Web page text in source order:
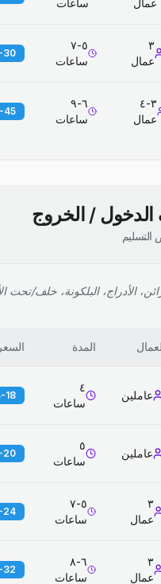
عمال ساعات
٣
عمال
٥-٧
ساعات
OMR
٣-٤
عمال
٦-٩
ساعات
OMR
/ الخروج
الأدراج، البلكونة، خلف/تحت
المدة السعر
عاملين
٤
ساعات
OMR
عاملين
٥
ساعات
OMR
٣
عمال
٥-٧
ساعات
OMR
٣
عمال
٦-٨
ساعات
OMR